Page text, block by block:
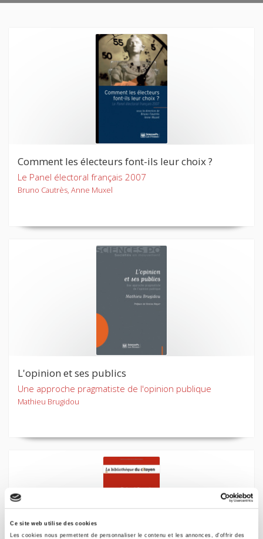
Ce site web utilise des cookies
Les cookies nous permettent de personnaliser le contenu et les annonces, d'offrir des
Comment les électeurs font-ils leur choix ?
Le Panel électoral français 2007
Bruno Cautrès, Anne Muxel
L'opinion et ses publics
Une approche pragmatiste de l'opinion publique
Mathieu Brugidou